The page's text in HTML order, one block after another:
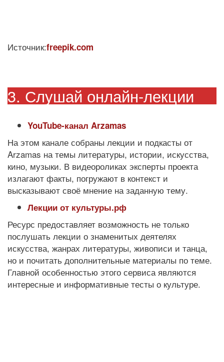
Источник:freepik.com
3. Слушай онлайн-лекции
YouTube-канал Arzamas
На этом канале собраны лекции и подкасты от
Arzamas на темы литературы, истории, искусства,
кино, музыки. В видеороликах эксперты проекта
излагают факты, погружают в контекст и
высказывают своё мнение на заданную тему.
Лекции от культуры.рф
Ресурс предоставляет возможность не только
послушать лекции о знаменитых деятелях
искусства, жанрах литературы, живописи и танца,
но и почитать дополнительные материалы по теме.
Главной особенностью этого сервиса являются
интересные и информативные тесты о культуре.